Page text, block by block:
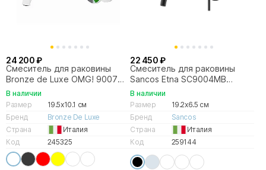
24 200 ₽
Смеситель для раковины
Bronze de Luxe OMG! 9007W-
G белый/зеленый
В наличии
Размер
19.5x10.1 см
Бренд
Bronze De Luxe
Страна
Италия
Код
245325
22 450 ₽
Смеситель для раковины
Sancos Etna SC9004MB
черный матовый
В наличии
Размер
19.2x6.5 см
Бренд
Sancos
Страна
Италия
Код
259144